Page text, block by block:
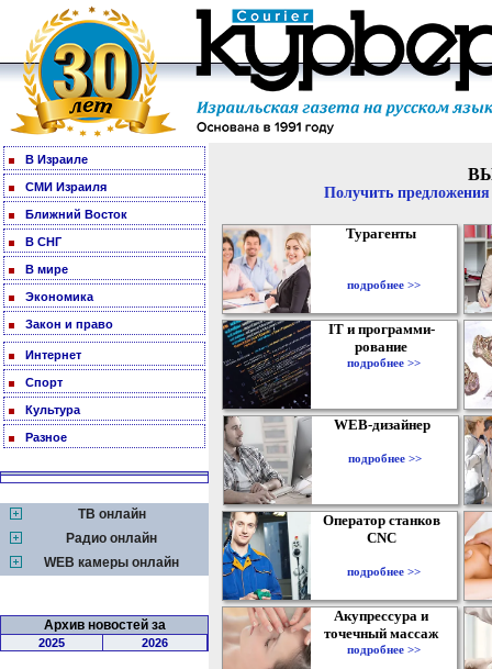
В Израиле
СМИ Израиля
Ближний Восток
В СНГ
В мире
Экономика
Закон и право
Интернет
Спорт
Культура
Разное
ТВ онлайн
Радио онлайн
WEB камеры онлайн
Архив новостей за
2025 2026
Получить
Турагенты
подробнее >>
IT и программи-
рование
подробнее >>
WEB-дизайнер
подробнее >>
Оператор станков
CNC
подробнее >>
Акупрессура и
точечный массаж
подробнее >>